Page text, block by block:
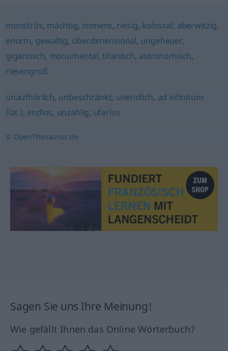
monströs, mächtig, immens, riesig, kolossal, aberwitzig,
enorm, gewaltig, überdimensional, ungeheuer,
gigantisch, monumental,titanisch, astronomisch,
riesengroß
unaufhörlich, unbeschränkt, unendlich, ad infinitum
(lat.), endlos, unzählig, uferlos
© OpenThesaurus.de
Sagen Sie uns Ihre Meinung!
Wie gefällt Ihnen das Online Wörterbuch?